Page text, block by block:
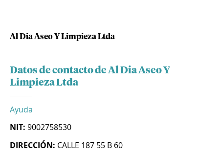
Al Dia Aseo Y Limpieza Ltda
Datos de contacto de Al Dia Aseo Y
Limpieza Ltda
Ayuda
NIT: 9002758530
DIRECCIÓN: CALLE 187 55 B 60